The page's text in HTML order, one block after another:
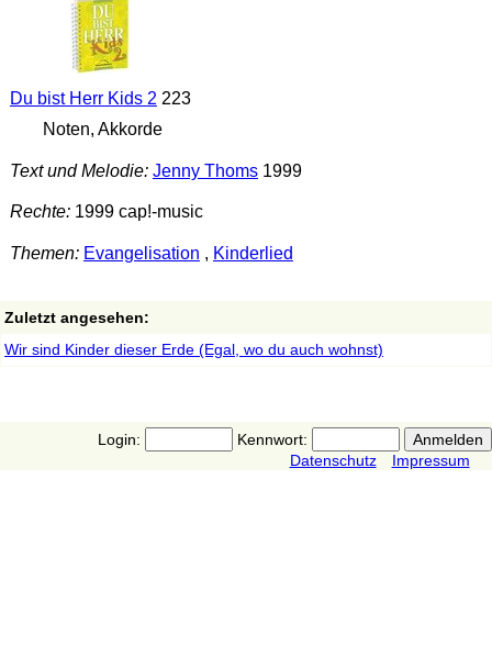
Du bist Herr Kids 2 223
Noten, Akkorde
Text und Melodie: Jenny Thoms1999
Rechte:1999 cap!-music
Themen: Evangelisation , Kinderlied
Zuletzt angesehen:
Wir sind Kinder dieser Erde (Egal, wo du auch wohnst)
Login:
Kennwort:
Datenschutz
Impressum